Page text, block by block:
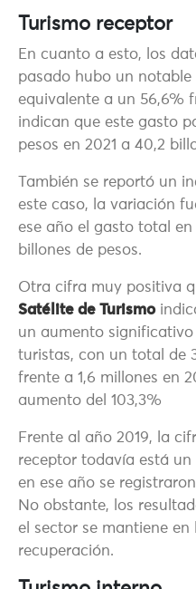
Turismo receptor
En cuanto a esto, los
pasado hubo un
equivalente a un 56,6%
indican que este gasto
pesos en 2021 a 40,2
También se reportó un
este caso, la variación
ese año el gasto total
billones de pesos.
Otra cifra muy positiva
Satélite de Turismo
un aumento
turistas, con un total de
frente a 1,6 millones en
aumento del 103,3%
Frente al año 2019, la
receptor todavía está
en ese año se
No obstante, los
el sector se mantiene en
recuperación.